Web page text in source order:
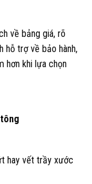
về bảng giá, rõ
hỗ trợ về bảo hành,
hơn khi lựa chọn
hay vết trầy xước